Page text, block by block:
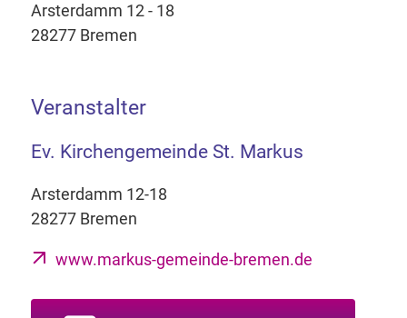
Arsterdamm 12 - 18
28277 Bremen
Veranstalter
Ev. Kirchengemeinde St. Markus
Arsterdamm 12-18
28277 Bremen
www.markus-gemeinde-bremen.de